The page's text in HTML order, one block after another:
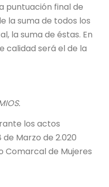
puntuación final de
la suma de todos los
la suma de éstas. En
calidad será el de la
los actos
Marzo de 2.020
Comarcal de Mujeres